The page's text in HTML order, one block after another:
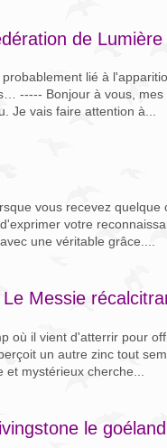
de
lié à
----- Bonjour à vous,
Je vais faire attention à...
vous recevez quelque
votre
une véritable grâce....
Messie
où il vient d'atterrir pour
un autre zinc tout
mystérieux cherche...
le goéland